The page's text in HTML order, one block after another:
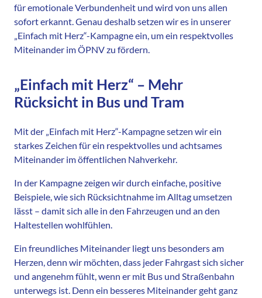
für emotionale Verbundenheit und wird von uns allen
sofort erkannt. Genau deshalb setzen wir es in unserer
„Einfach mit Herz“-Kampagne ein, um ein respektvolles
Miteinander im ÖPNV zu fördern.
„Einfach mit Herz“ – Mehr
Rücksicht in Bus und Tram
Mit der „Einfach mit Herz“-Kampagne setzen wir ein
starkes Zeichen für ein respektvolles und achtsames
Miteinander im öffentlichen Nahverkehr.
In der Kampagne zeigen wir durch einfache, positive
Beispiele, wie sich Rücksichtnahme im Alltag umsetzen
lässt – damit sich alle in den Fahrzeugen und an den
Haltestellen wohlfühlen.
Ein freundliches Miteinander liegt uns besonders am
Herzen, denn wir möchten, dass jeder Fahrgast sich sicher
und angenehm fühlt, wenn er mit Bus und Straßenbahn
unterwegs ist. Denn ein besseres Miteinander geht ganz